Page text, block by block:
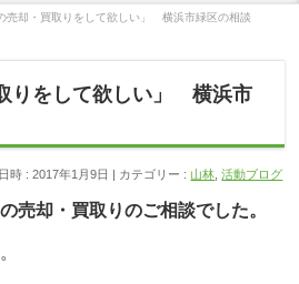
の売却・買取りをして欲しい」 横浜市緑区の相談
りをして欲しい」 横浜市
時 : 2017年1月9日 カテゴリー : 山林 ,活動ブログ
売却・買取りのご相談でした。